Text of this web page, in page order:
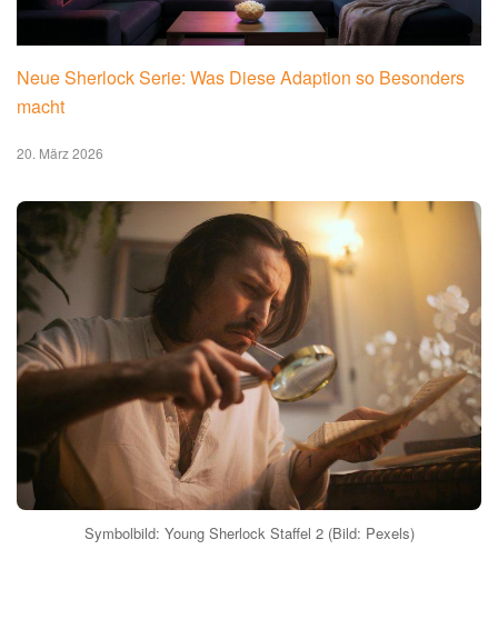
Neue Sherlock Serie: Was Diese Adaption so Besonders
macht
20. März 2026
Symbolbild: Young Sherlock Staffel 2 (Bild: Pexels)